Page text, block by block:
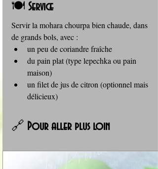
🍽️ Service
Servir la mohara chourpa bien chaude, dans
de grands bols, avec :
un peu de coriandre fraîche
du pain plat (type lepechka ou pain
maison)
un filet de jus de citron (optionnel mais
délicieux)
🔗 Pour aller plus loin